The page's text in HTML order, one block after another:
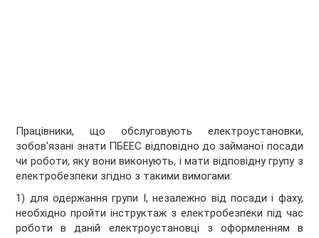
Працівники, що обслуговують електроустановки,
зобов'язані знати ПБЕЕС відповідно до займаної посади
чи роботи, яку вони виконують, і мати відповідну групу з
електробезпеки згідно з такими вимогами:
1) для одержання групи I, незалежно від посади і фаху,
необхідно пройти інструктаж з електробезпеки під час
роботи в даній електроустановці з оформленням в